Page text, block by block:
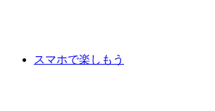
スマホで楽しもう